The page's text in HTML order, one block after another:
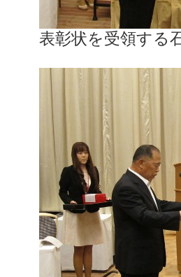
表彰状を受領する